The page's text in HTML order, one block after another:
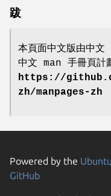
跋
本頁面中文版由中文
中文 man 手冊頁計
https://
zh/manpages-zh
Powered by the
GitHub